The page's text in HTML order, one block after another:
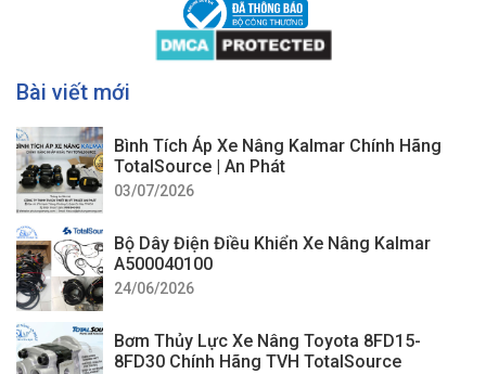
Bài viết mới
Bình Tích Áp Xe Nâng Kalmar Chính Hãng
TotalSource | An Phát
03/07/2026
Bộ Dây Điện Điều Khiển Xe Nâng Kalmar
A500040100
24/06/2026
Bơm Thủy Lực Xe Nâng Toyota 8FD15-
8FD30 Chính Hãng TVH TotalSource